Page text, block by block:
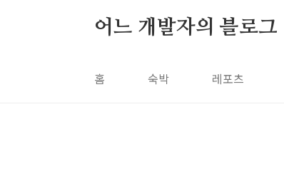
어느 개발자의 블로그
홈 숙박 레포츠